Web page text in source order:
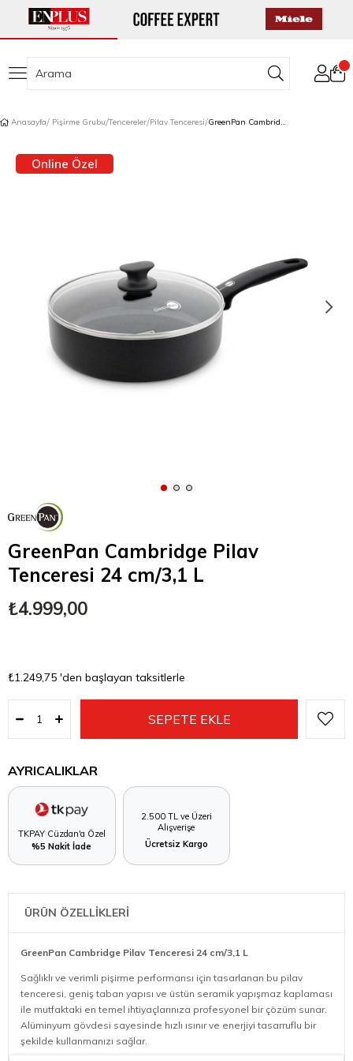
Anasayfa Pişirme Grubu Tencereler Pilav Tenceresi GreenPan Cambridge Pilav Tenceresi 24 cm/3,1 L
Online Özel
GreenPan Cambridge Pilav
Tenceresi 24 cm/3,1 L
₺4.999,00
₺1.249,75 'den başlayan taksitlerle
AYRICALIKLAR
TKPAY Cüzdan'a Özel
%5 Nakit İade
2.500 TL ve Üzeri
Alışverişe
Ücretsiz Kargo
ÜRÜN ÖZELLİKLERİ
GreenPan Cambridge Pilav Tenceresi 24 cm/3,1 L
Sağlıklı ve verimli pişirme performansı için tasarlanan bu pilav
tenceresi, geniş taban yapısı ve üstün seramik yapışmaz kaplaması
ile mutfaktaki en temel ihtiyaçlarınıza profesyonel bir çözüm sunar.
Alüminyum gövdesi sayesinde hızlı ısınır ve enerjiyi tasarruflu bir
şekilde kullanmanızı sağlar.